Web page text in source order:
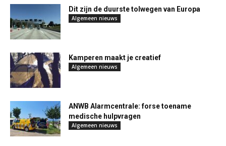
Dit zijn de duurste tolwegen van Europa
Algemeen nieuws
Kamperen maakt je creatief
Algemeen nieuws
ANWB Alarmcentrale: forse toename
medische hulpvragen
Algemeen nieuws